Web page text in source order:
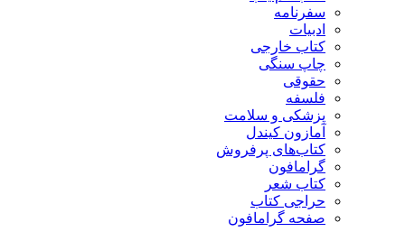
سفرنامه
ادبیات
کتاب خارجی
چاپ سنگی
حقوقی
فلسفه
پزشکی و سلامت
آمازون کیندل
کتاب‌های پرفروش
گرامافون
کتاب شعر
حراجی کتاب
صفحه گرامافون